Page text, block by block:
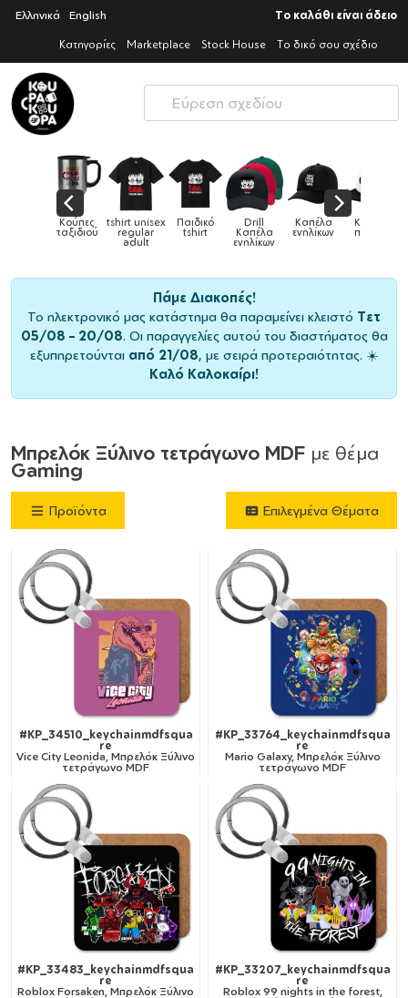
Ελληνικά English Το καλάθι είναι άδειο
Κατηγορίες Marketplace Stock House Το δικό σου σχέδιο
Παιδικό
tshirt
Drill
Καπέλα
ενηλίκων
Καπέλα
ενηλίκων
Καπέλα
παιδικά Κούπες Κούπες
ειδικές
Πάμε Διακοπές!
Το ηλεκτρονικό μας κατάστημα θα παραμείνει κλειστό Τετ
05/08 – 20/08. Οι παραγγελίες αυτού του διαστήματος θα
εξυπηρετούνται από 21/08, με σειρά προτεραιότητας. ☀️
Καλό Καλοκαίρι!
Επιλεγμένα Θέματα
Προϊόντα
Μπρελόκ Ξύλινο τετράγωνο MDF με θέμα
Gaming
#KP_34510_keychainmdfsqua
re
Vice City Leonida, Μπρελόκ Ξύλινο
τετράγωνο MDF
#KP_33764_keychainmdfsqua
re
Mario Galaxy, Μπρελόκ Ξύλινο
τετράγωνο MDF
#KP_33483_keychainmdfsqua
re
Roblox Forsaken, Μπρελόκ Ξύλινο
#KP_33207_keychainmdfsqua
re
Roblox 99 nights in the forest,